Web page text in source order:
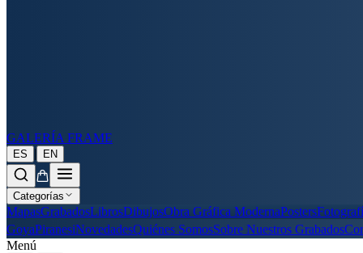
GALERÍA FRAME
ES | EN
Categorías
MapasGrabadosLibrosDibujosObra Gráfica ModernaPosters
GoyaPiranesiNovedadesQuiénes SomosSobre Nuestros Grabados
Menú